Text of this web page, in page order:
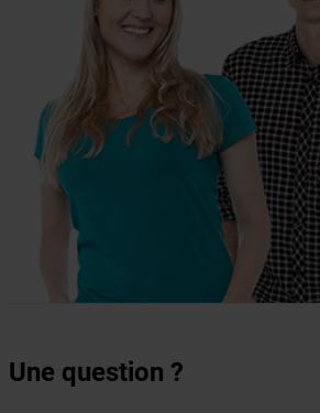
Une question ?